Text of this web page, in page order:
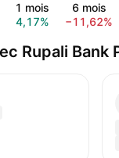
1 mois
4,17%
6 mois
−11,62%
Rupali Bank